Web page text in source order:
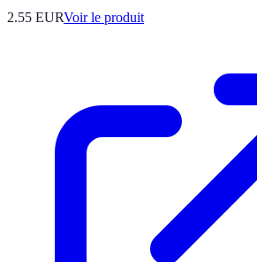
2.55 EURVoir le produit